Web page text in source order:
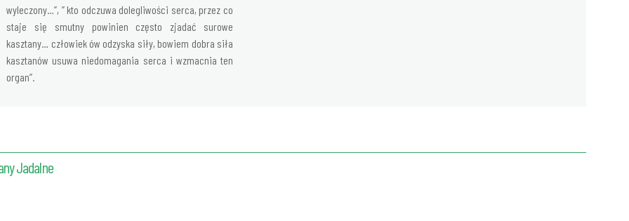
wyleczony…”, ” kto odczuwa dolegliwości serca, przez co
staje się smutny powinien często zjadać surowe
kasztany… człowiek ów odzyska siły, bowiem dobra siła
kasztanów usuwa niedomagania serca i wzmacnia ten
organ”.
Jadalne